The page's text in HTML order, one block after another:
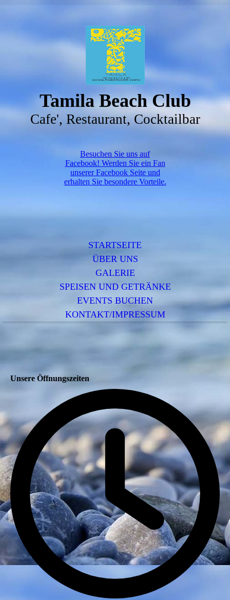
Tamila Beach Club
Cafe', Restaurant, Cocktailbar
Besuchen Sie uns auf
Facebook! Werden Sie ein Fan
unserer Facebook Seite und
erhalten Sie besondere Vorteile.
STARTSEITE
ÜBER UNS
GALERIE
SPEISEN UND GETRÄNKE
EVENTS BUCHEN
KONTAKT/IMPRESSUM
Unsere Öffnungszeiten